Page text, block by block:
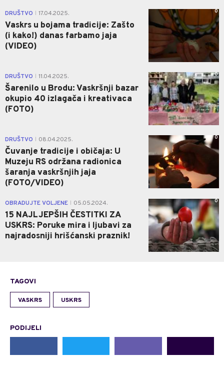
DRUŠTVO 17.04.2025.
Vaskrs u bojama tradicije: Zašto
(i kako!) danas farbamo jaja
(VIDEO)
0
DRUŠTVO 11.04.2025.
Šarenilo u Brodu: Vaskršnji bazar
okupio 40 izlagača i kreativaca
(FOTO)
0
DRUŠTVO 08.04.2025.
Čuvanje tradicije i običaja: U
Muzeju RS održana radionica
šaranja vaskršnjih jaja
(FOTO/VIDEO)
0
OBRADUJTE VOLJENE 05.05.2024.
15 NAJLJEPŠIH ČESTITKI ZA
USKRS: Poruke mira i ljubavi za
najradosniji hrišćanski praznik!
0
TAGOVI
VASKRS USKRS
PODIJELI